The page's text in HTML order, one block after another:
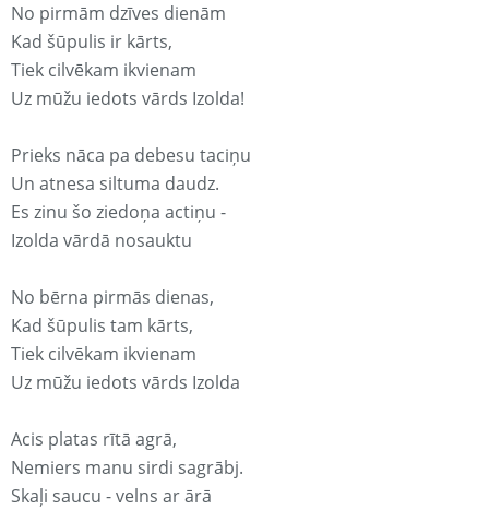
No pirmām dzīves dienām
Kad šūpulis ir kārts,
Tiek cilvēkam ikvienam
Uz mūžu iedots vārds Izolda!
Prieks nāca pa debesu taciņu
Un atnesa siltuma daudz.
Es zinu šo ziedoņa actiņu -
Izolda vārdā nosauktu
No bērna pirmās dienas,
Kad šūpulis tam kārts,
Tiek cilvēkam ikvienam
Uz mūžu iedots vārds Izolda
Acis platas rītā agrā,
Nemiers manu sirdi sagrābj.
Skaļi saucu - velns ar ārā